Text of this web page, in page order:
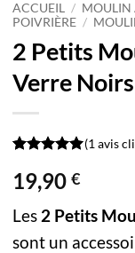
ACCUEIL / MOULIN
POIVRIÈRE /
2 Petits
Verre Noirs
5 basé sur
notation
client
(1 avis
19,90 €
Les 2 Petits
sont un